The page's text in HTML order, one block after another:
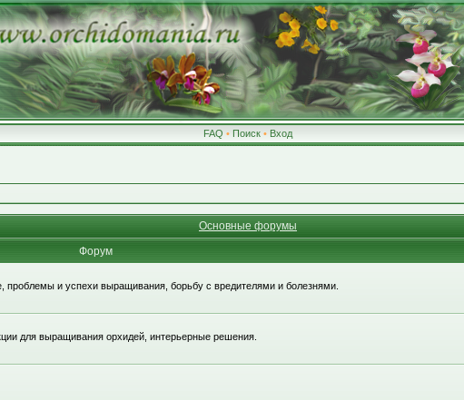
FAQ • Поиск • Вход
Основные форумы
Форум
и успехи выращивания, борьбу с вредителями и болезнями.
для выращивания орхидей, интерьерные решения.